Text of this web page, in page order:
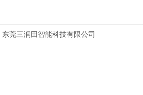
莞三润田智能科技有限公司